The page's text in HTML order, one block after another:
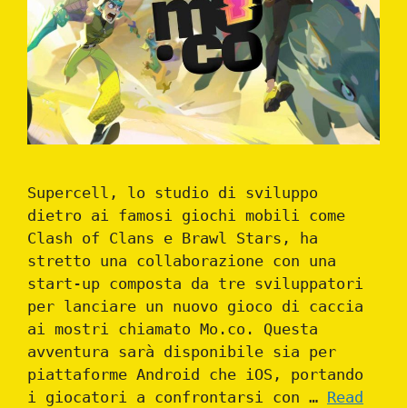
Supercell, lo studio di sviluppo
dietro ai famosi giochi mobili come
Clash of Clans e Brawl Stars, ha
stretto una collaborazione con una
start-up composta da tre sviluppatori
per lanciare un nuovo gioco di caccia
ai mostri chiamato Mo.co. Questa
avventura sarà disponibile sia per
piattaforme Android che iOS, portando
i giocatori a confrontarsi con … Read